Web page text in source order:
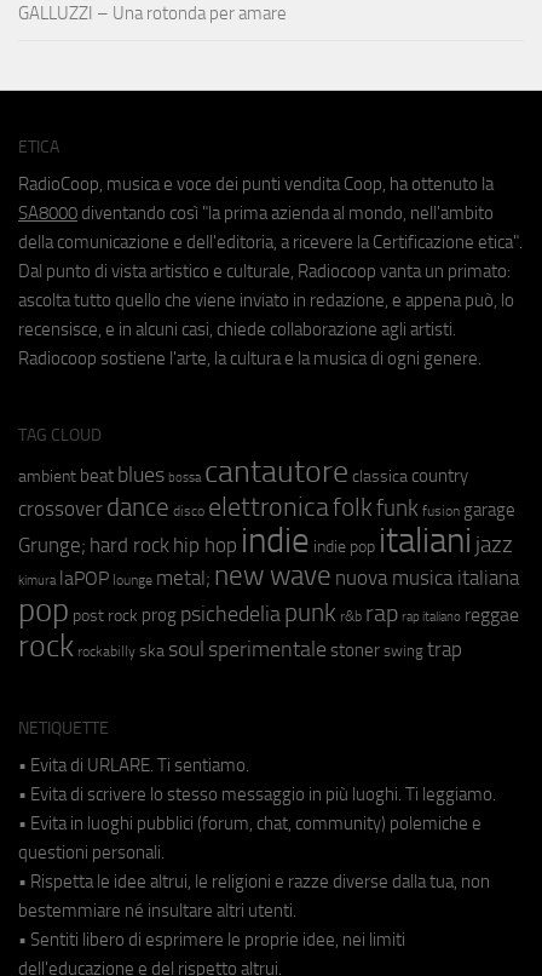
GALLUZZI – Una rotonda per amare
ETICA
RadioCoop, musica e voce dei punti vendita Coop, ha ottenuto la
SA8000 diventando così "la prima azienda al mondo, nell'ambito
della comunicazione e dell'editoria, a ricevere la Certificazione etica".
Dal punto di vista artistico e culturale, Radiocoop vanta un primato:
ascolta tutto quello che viene inviato in redazione, e appena può, lo
recensisce, e in alcuni casi, chiede collaborazione agli artisti.
Radiocoop sostiene l'arte, la cultura e la musica di ogni genere.
TAG CLOUD
ambient beat blues bossa cantautore classica country
crossover dance disco elettronicafolkfunk fusion garage
Grunge; hard rock hip hop indie indie pop italiani jazz
kimura laPOP lounge metal; new wave nuova musica italiana
pop post rock prog psichedeliapunk r&b rap rap italiano reggae
rock rockabilly ska soul sperimentale stoner swing trap
NETIQUETTE
• Evita di URLARE. Ti sentiamo.
• Evita di scrivere lo stesso messaggio in più luoghi. Ti leggiamo.
• Evita in luoghi pubblici (forum, chat, community) polemiche e
questioni personali.
• Rispetta le idee altrui, le religioni e razze diverse dalla tua, non
bestemmiare né insultare altri utenti.
• Sentiti libero di esprimere le proprie idee, nei limiti
dell'educazione e del rispetto altrui.